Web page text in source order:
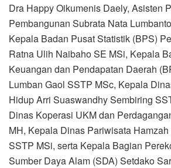
Dra Happy Oikumenis Daely, Asisten
Pembangunan Subrata Nata
Kepala Badan Pusat Statistik (BPS)
Ratna Ulih Naibaho SE MSi, Kepala
Keuangan dan Pendapatan Daerah
Lumban Gaol SSTP MSc, Kepala
Hidup Arri Suaswandhy Sembiring
Dinas Koperasi UKM dan
MH, Kepala Dinas Pariwisata
SSTP MSi, serta Kepala Bagian
Sumber Daya Alam (SDA) Setdako